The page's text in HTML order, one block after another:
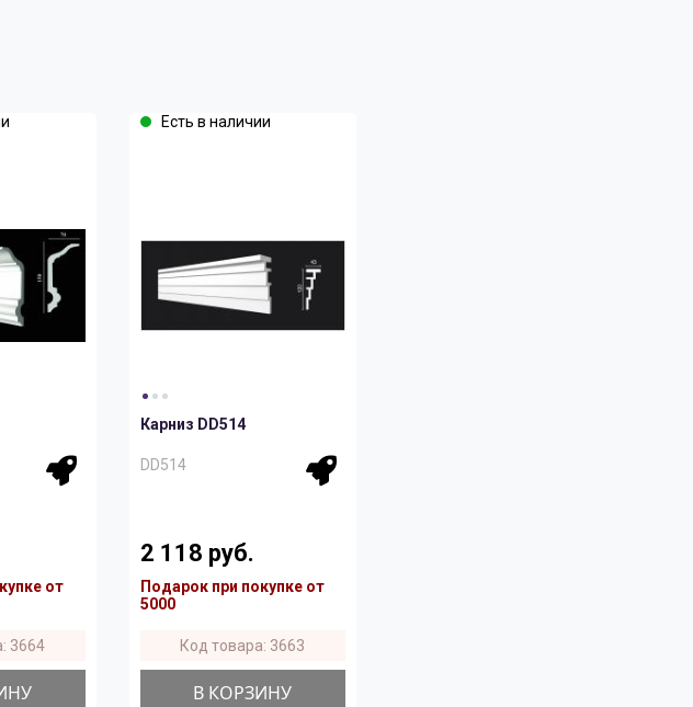
от
3664
Есть в наличии
Карниз DD514
DD514
2 118 руб.
Подарок при покупке от
5000
Код товара: 3663
В КОРЗИНУ